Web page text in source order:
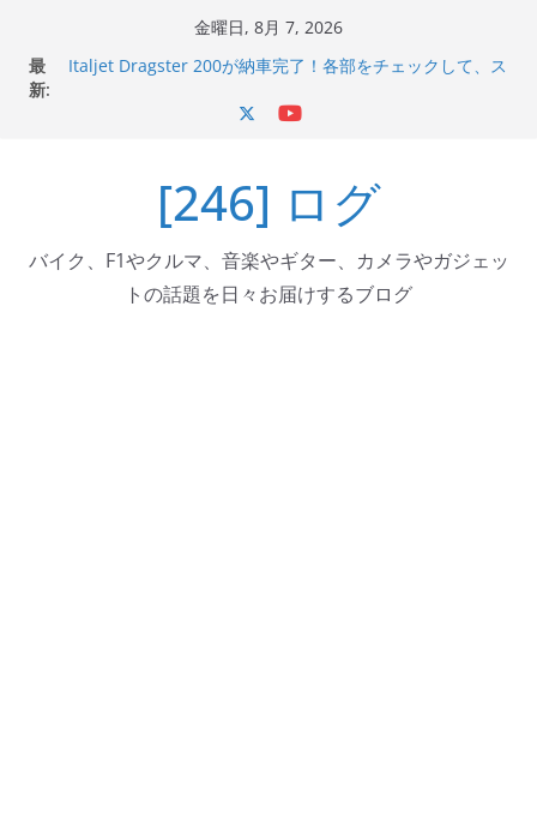
金曜日, 8月 7, 2026
最
新:
Italjet Dragster 200が納車完了！各部をチェックして、ス
器エフェクターが返礼品でもらえる！
Italjet Dragster 200のフロントISSサスの動きが判ったら
コーナリングが楽しくなった
[246] ログ
バイク、F1やクルマ、音楽やギター、カメラやガジェッ
トの話題を日々お届けするブログ